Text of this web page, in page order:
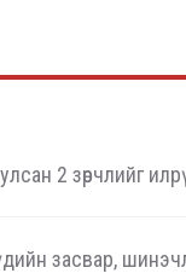
2 зөрчлийг
засвар,